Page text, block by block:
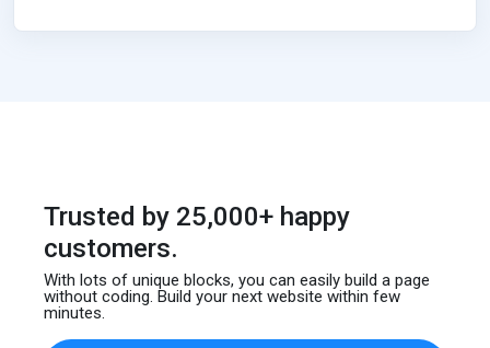
Trusted by 25,000+ happy
customers.
With lots of unique blocks, you can easily builda page
without coding. Build your next websitewithin few
minutes.